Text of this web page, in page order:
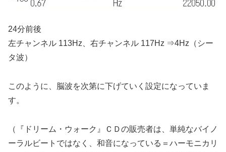
24分前後
左チャンネル 113Hz、右チャンネル 117Hz ⇒4Hz（シー
タ波）
このように、 脳波を次第に下げていく設定になっていま
す。
（『ドリーム・ウォーク』ＣＤの販売者は、単純なバイノ
ーラルビートではなく、和音になっている＝ハーモニカリ